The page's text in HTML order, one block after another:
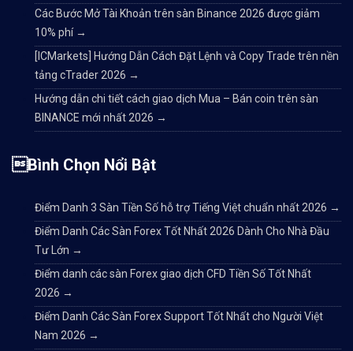
Các Bước Mở Tài Khoản trên sàn Binance 2026 được giảm
10% phí →
[ICMarkets] Hướng Dẫn Cách Đặt Lệnh và Copy Trade trên nền
tảng cTrader 2026 →
Hướng dẫn chi tiết cách giao dịch Mua – Bán coin trên sàn
BINANCE mới nhất 2026 →
Bình Chọn Nổi Bật
Điểm Danh 3 Sàn Tiền Số hỗ trợ Tiếng Việt chuẩn nhất 2026 →
Điểm Danh Các Sàn Forex Tốt Nhất 2026 Dành Cho Nhà Đầu
Tư Lớn →
Điểm danh các sàn Forex giao dịch CFD Tiền Số Tốt Nhất
2026 →
Điểm Danh Các Sàn Forex Support Tốt Nhất cho Người Việt
Nam 2026 →